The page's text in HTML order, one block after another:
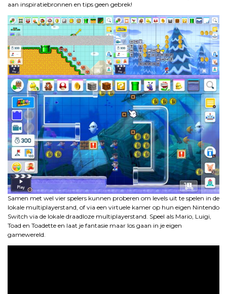
aan inspiratiebronnen en tips geen gebrek!
Samen met wel vier spelers kunnen proberen om levels uit te spelen in de
lokale multiplayerstand, of via een virtuele kamer op hun eigen Nintendo
Switch via de lokale draadloze multiplayerstand. Speel als Mario, Luigi,
Toad en Toadette en laat je fantasie maar los gaan in je eigen
gamewereld.